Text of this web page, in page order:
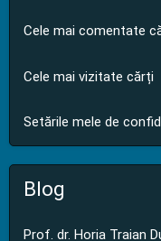
Cele mai comentate
Cele mai vizitate cărți
Setările mele de
Blog
Prof. dr. Horia Traian